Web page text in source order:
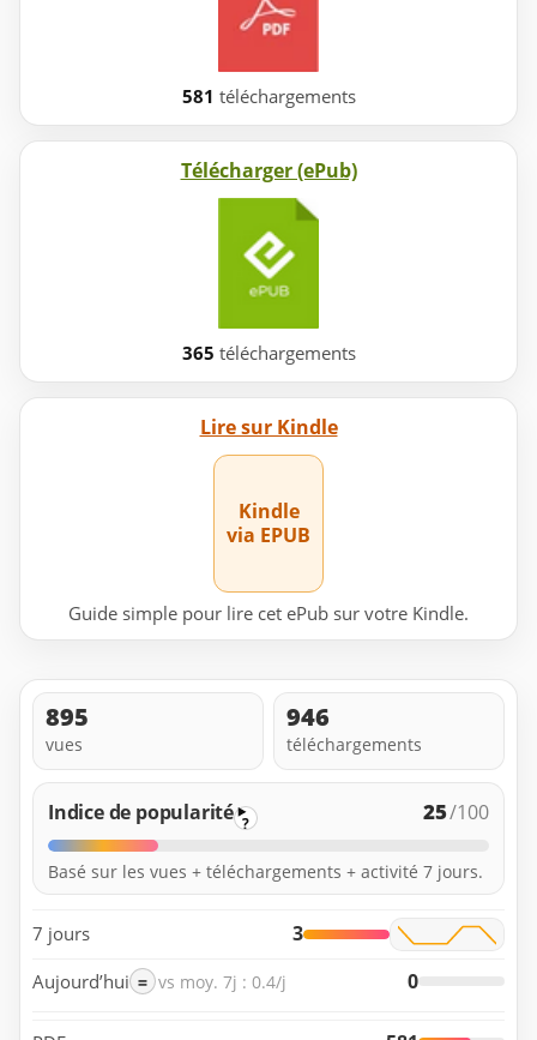
581 téléchargements
Télécharger (ePub)
365 téléchargements
Lire sur Kindle
Kindle
via EPUB
Guide simple pour lire cet ePub sur votre Kindle.
895
vues
946
téléchargements
Indice de popularité ? 25/100
Basé sur les vues + téléchargements + activité 7 jours.
7 jours 3
Aujourd’hui = vs moy. 7j : 0.4/j 0